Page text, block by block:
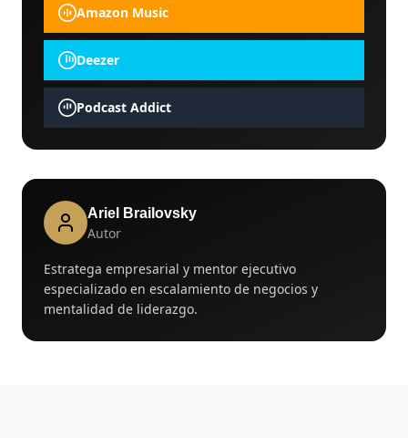
Amazon Music
Deezer
Podcast Addict
Ariel Brailovsky
Autor
Estratega empresarial y mentor ejecutivo
especializado en escalamiento de negocios y
mentalidad de liderazgo.